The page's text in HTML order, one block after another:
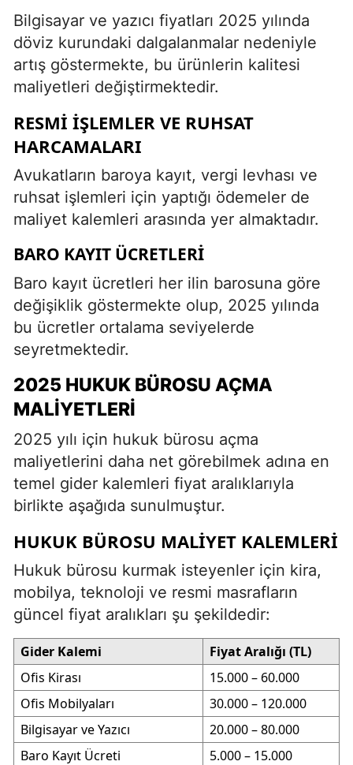
Bilgisayar ve yazıcı fiyatları 2025 yılında
döviz kurundaki dalgalanmalar nedeniyle
artış göstermekte, bu ürünlerin kalitesi
maliyetleri değiştirmektedir.
RESMI İŞLEMLER VE RUHSAT
HARCAMALARI
Avukatların baroya kayıt, vergi levhası ve
ruhsat işlemleri için yaptığı ödemeler de
maliyet kalemleri arasında yer almaktadır.
BARO KAYIT ÜCRETLERI
Baro kayıt ücretleri her ilin barosuna göre
değişiklik göstermekte olup, 2025 yılında
bu ücretler ortalama seviyelerde
seyretmektedir.
2025 HUKUK BÜROSU AÇMA
MALIYETLERI
2025 yılı için hukuk bürosu açma
maliyetlerini daha net görebilmek adına en
temel gider kalemleri fiyat aralıklarıyla
birlikte aşağıda sunulmuştur.
HUKUK BÜROSU MALIYET KALEMLERI
Hukuk bürosu kurmak isteyenler için kira,
mobilya, teknoloji ve resmi masrafların
güncel fiyat aralıkları şu şekildedir:
Gider Kalemi
Fiyat Aralığı (TL)
Ofis Kirası
15.000 – 60.000
Ofis Mobilyaları
30.000 – 120.000
Bilgisayar ve Yazıcı
20.000 – 80.000
Baro Kayıt Ücreti
5.000 – 15.000